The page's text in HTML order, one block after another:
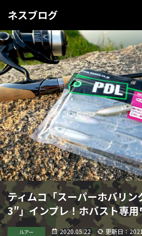
ネスブログ
ティムコ「スーパーホバリン
3″」インプレ！ホバスト専
ルアー 2020.05.22 更新日：